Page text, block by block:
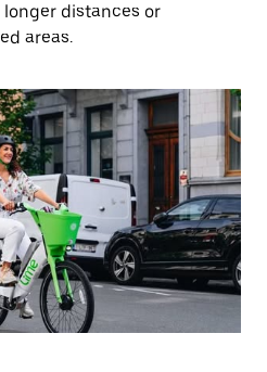
distances or
areas.